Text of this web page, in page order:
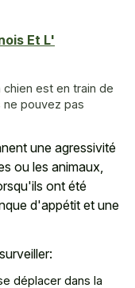
Et L'
chien est en train de
pouvez pas
une agressivité
ou les animaux,
ont été
d'appétit et une
déplacer dans la